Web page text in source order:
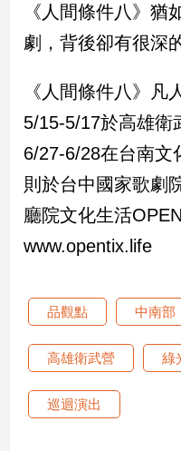
投
稿
專
區
【我
的
觀
點】
《人間條件八》猶
劇，背後卻有很深
《人間條件八》凡
5/15-5/17於高雄衛
6/27-6/28在台南文
則於台中國家歌劇
廳院文化生活
www.opentix.life
品觀點 中南部
高雄衛武營 綠
巡迴演出